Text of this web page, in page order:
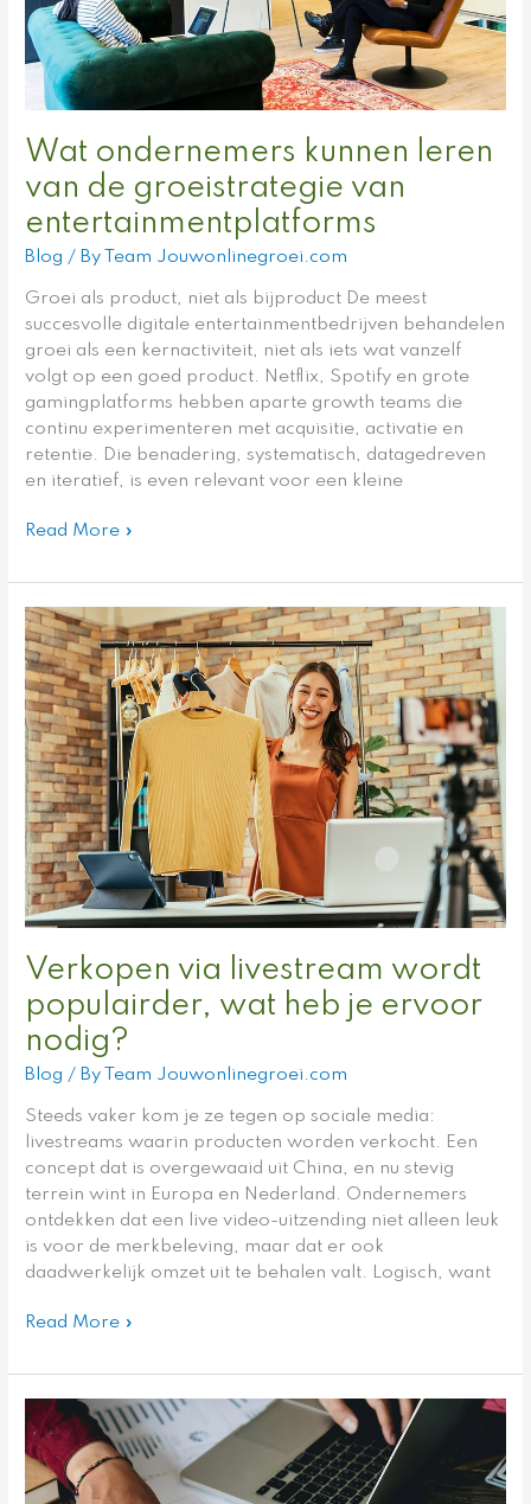
Wat ondernemers kunnen leren
van de groeistrategie van
entertainmentplatforms
Blog / By Team Jouwonlinegroei.com
Groei als product, niet als bijproduct De meest
succesvolle digitale entertainmentbedrijven behandelen
groei als een kernactiviteit, niet als iets wat vanzelf
volgt op een goed product. Netflix, Spotify en grote
gamingplatforms hebben aparte growth teams die
continu experimenteren met acquisitie, activatie en
retentie. Die benadering, systematisch, datagedreven
en iteratief, is even relevant voor een kleine
groeistrategie
van
entertainmentplatforms
Read More »
Verkopen via livestream wordt
populairder, wat heb je ervoor
nodig?
Blog / By Team Jouwonlinegroei.com
Steeds vaker kom je ze tegen op sociale media:
livestreams waarin producten worden verkocht. Een
concept dat is overgewaaid uit China, en nu stevig
terrein wint in Europa en Nederland. Ondernemers
ontdekken dat een live video-uitzending niet alleen leuk
is voor de merkbeleving, maar dat er ook
daadwerkelijk omzet uit te behalen valt. Logisch, want
Verkopen
via
livestream
wordt
populairder,
wat
heb
je
ervoor
nodig?
Read More »
Welk
boekhoudsysteem
is
het